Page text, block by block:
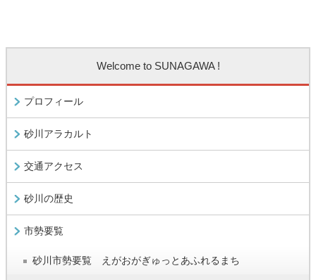
Welcome to SUNAGAWA !
プロフィール
砂川アラカルト
交通アクセス
砂川の歴史
市勢要覧
砂川市勢要覧 えがおがぎゅっとあふれるまち